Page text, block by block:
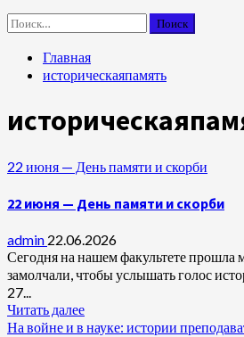
Найти:
Главная
историческаяпамять
22 июня — День памяти и скорби
22 июня — День памяти и скорби
admin 22.06.2026
Сегодня на нашем факультете
замолчали, чтобы услышать голос
27...
Читать далее
На войне и в науке: истории